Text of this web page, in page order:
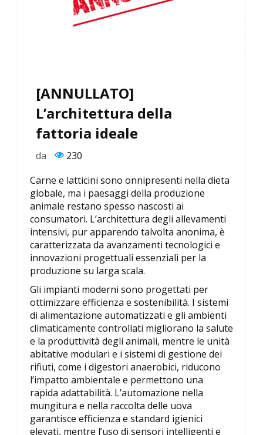
[ANNULLATO]
L’architettura della
fattoria ideale
da
230
Carne e latticini sono onnipresenti nella dieta
globale, ma i paesaggi della produzione
animale restano spesso nascosti ai
consumatori. L’architettura degli allevamenti
intensivi, pur apparendo talvolta anonima, è
caratterizzata da avanzamenti tecnologici e
innovazioni progettuali essenziali per la
produzione su larga scala.
Gli impianti moderni sono progettati per
ottimizzare efficienza e sostenibilità. I sistemi
di alimentazione automatizzati e gli ambienti
climaticamente controllati migliorano la salute
e la produttività degli animali, mentre le unità
abitative modulari e i sistemi di gestione dei
rifiuti, come i digestori anaerobici, riducono
l’impatto ambientale e permettono una
rapida adattabilità. L’automazione nella
mungitura e nella raccolta delle uova
garantisce efficienza e standard igienici
elevati, mentre l’uso di sensori intelligenti e